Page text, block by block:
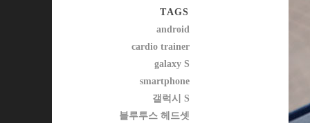
TAGS
android
cardio trainer
galaxy S
smartphone
갤럭시 S
블루투스 헤드셋